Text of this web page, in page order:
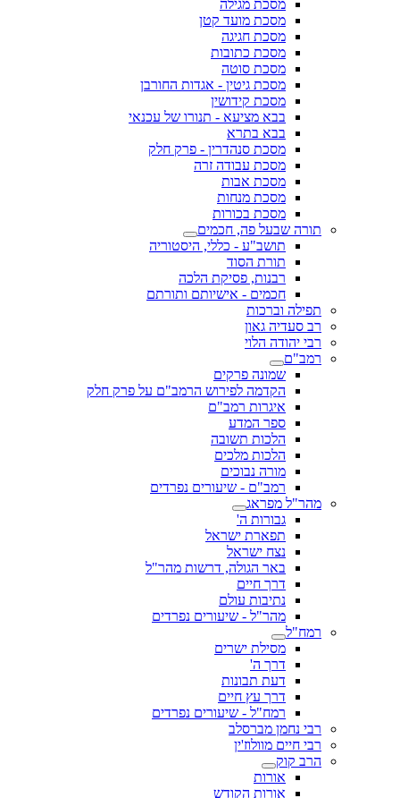
מסכת מגילה
מסכת מועד קטן
מסכת חגיגה
מסכת כתובות
מסכת סוטה
מסכת גיטין - אגדות החורבן
מסכת קידושין
בבא מציעא - תנורו של עכנאי
בבא בתרא
מסכת סנהדרין - פרק חלק
מסכת עבודה זרה
מסכת אבות
מסכת מנחות
מסכת בכורות
תורה שבעל פה, חכמים
תושב"ע - כללי, היסטוריה
תורת הסוד
רבנות, פסיקת הלכה
חכמים - אישיותם ותורתם
תפילה וברכות
רב סעדיה גאון
רבי יהודה הלוי
רמב"ם
שמונה פרקים
הקדמה לפירוש הרמב"ם על פרק חלק
איגרות רמב"ם
ספר המדע
הלכות תשובה
הלכות מלכים
מורה נבוכים
רמב"ם - שיעורים נפרדים
מהר"ל מפראג
גבורות ה'
תפארת ישראל
נצח ישראל
באר הגולה, דרשות מהר"ל
דרך חיים
נתיבות עולם
מהר"ל - שיעורים נפרדים
רמח"ל
מסילת ישרים
דרך ה'
דעת תבונות
דרך עץ חיים
רמח"ל - שיעורים נפרדים
רבי נחמן מברסלב
רבי חיים מוולוז'ין
הרב קוק
אורות
אורות הקודש